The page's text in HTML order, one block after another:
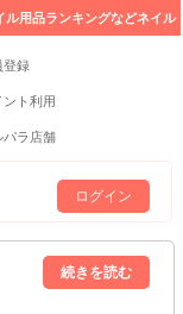
ル用品ランキングなどネイル
登録
ント利用
パラ店舗
ログイン